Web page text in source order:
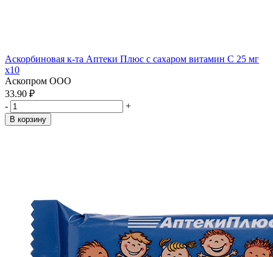
Аскорбиновая к-та Аптеки Плюс с сахаром витамин С 25 мг
x10
Аскопром ООО
33.90 ₽
-
+
В корзину